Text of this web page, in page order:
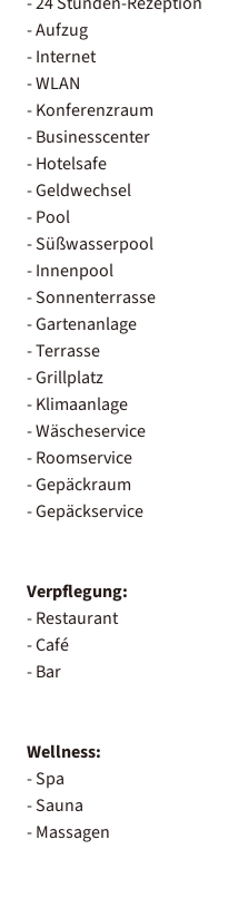
- Aufzug
- Internet
- WLAN
- Konferenzraum
- Businesscenter
- Hotelsafe
- Geldwechsel
- Pool
- Süßwasserpool
- Innenpool
- Sonnenterrasse
- Gartenanlage
- Terrasse
- Grillplatz
- Klimaanlage
- Wäscheservice
- Roomservice
- Gepäckraum
- Gepäckservice
Verpflegung:
- Restaurant
- Café
- Bar
Wellness:
- Spa
- Sauna
- Massagen